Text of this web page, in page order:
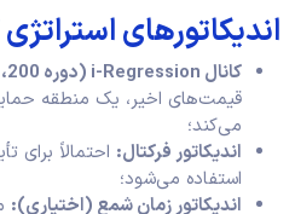
اندیکاتورهای
کانال i-Regression (دوره 200، درجه 4):
قیمت‌های اخیر، یک منطقه
می‌کند؛
اندیکاتور فرکتال: احتمالاً برای
استفاده می‌شود؛
اندیکاتور زمان شمع (اختیاری):